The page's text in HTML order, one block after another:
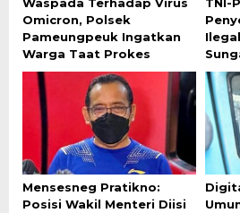
Omicron, Polsek
Pameungpeuk Ingatkan
Warga Taat Prokes
Mensesneg Pratikno:
Posisi Wakil Menteri Diisi